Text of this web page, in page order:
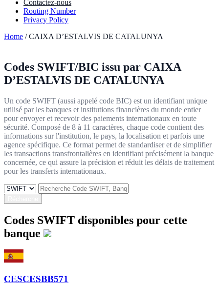
Contactez-nous
Routing Number
Privacy Policy
Home / CAIXA D’ESTALVIS DE CATALUNYA
Codes SWIFT/BIC issu par CAIXA
D’ESTALVIS DE CATALUNYA
Un code SWIFT (aussi appelé code BIC) est un identifiant unique
utilisé par les banques et institutions financières du monde entier
pour envoyer et recevoir des paiements internationaux en toute
sécurité. Composé de 8 à 11 caractères, chaque code contient des
informations sur l'institution, le pays, la localisation et parfois une
agence spécifique. Ce format permet de standardiser et de simplifier
les transactions transfrontalières en identifiant précisément la banque
concernée, ce qui assure la précision et réduit les délais de traitement
pour les transferts internationaux.
Codes SWIFT disponibles pour cette
banque
CESCESBB571